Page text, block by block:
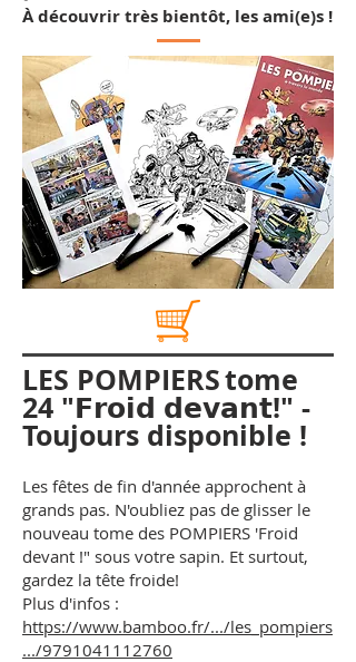
À découvrir très bientôt, les ami(e)s !​
LES POMPIERStome
24 "𝗙𝗿𝗼𝗶𝗱 𝗱𝗲𝘃𝗮𝗻𝘁!" -
Toujours disponible !
Les fêtes de fin d'année approchent à
grands pas. N'oubliez pas de glisser le
nouveau tome des POMPIERS 'Froid
devant !" sous votre sapin. Et surtout,
gardez la tête froide!
Plus d'infos :
https://www.bamboo.fr/.../les_pompiers
.../9791041112760